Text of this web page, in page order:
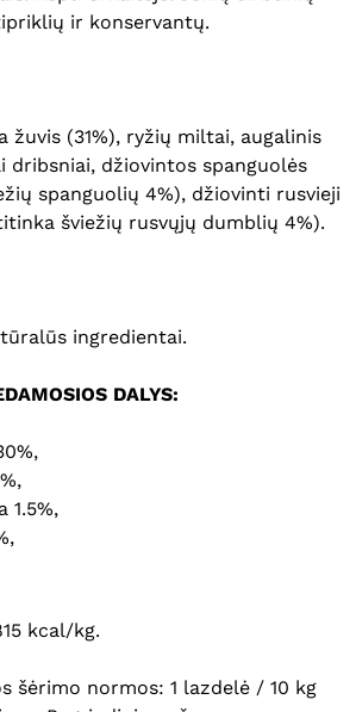
ir konservantų.
žuvis (31%), ryžių miltai, augalinis
dribsniai, džiovintos spanguolės
spanguolių 4%), džiovinti rusvieji
šviežių rusvųjų dumblių 4%).
ingredientai.
DALYS:
1.5%,
kcal/kg.
šėrimo normos: 1 lazdelė / 10 kg